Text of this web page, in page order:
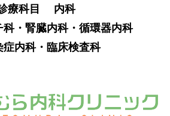
療科目 内科
・腎臓内科・循環器内科
内科・臨床検査科